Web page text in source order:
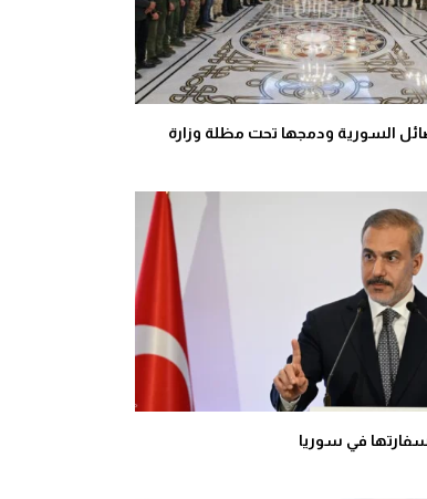
السورية ودمجها تحت مظلة وزارة
سفارتها في سوريا